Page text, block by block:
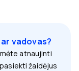
vadovas?
atnaujinti
žaidėjus